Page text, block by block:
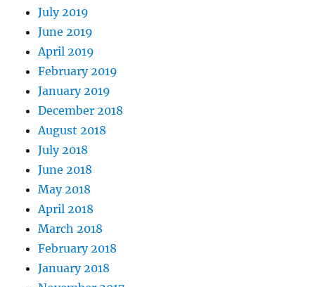
July 2019
June 2019
April 2019
February 2019
January 2019
December 2018
August 2018
July 2018
June 2018
May 2018
April 2018
March 2018
February 2018
January 2018